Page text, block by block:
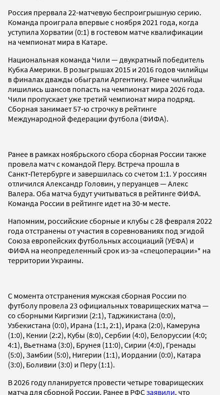
Россия прервала 22-матчевую беспроигрышную серию.
Команда проиграла впервые с ноября 2021 года, когда
уступила Хорватии (0:1) в гостевом матче квалификации
на чемпионат мира в Катаре.
Национальная команда Чили — двукратный победитель
Кубка Америки. В розыгрышах 2015 и 2016 годов чилийцы
в финалах дважды обыграли Аргентину. Ранее чилийцы
лишились шансов попасть на чемпионат мира 2026 года.
Чили пропускает уже третий чемпионат мира подряд.
Сборная занимает 57-ю строчку в рейтинге
Международной федерации футбола (ФИФА).
Ранее в рамках ноябрьского сбора сборная России также
провела матч с командой Перу. Встреча прошла в
Санкт‑Петербурге и завершилась со счетом 1:1. У россиян
отличился Александр Головин, у перуанцев — Алекс
Валера. Оба матча будут учитываться в рейтинге ФИФА.
Команда России в рейтинге идет на 30-м месте.
Напомним, российские сборные и клубы с 28 февраля 2022
года отстранены от участия в соревнованиях под эгидой
Союза европейских футбольных ассоциаций (УЕФА) и
ФИФА на неопределенный срок из-за «спецоперации»* на
территории Украины.
С момента отстранения мужская сборная России по
футболу провела 23 официальных товарищеских матча —
со сборными Киргизии (2:1), Таджикистана (0:0),
Узбекистана (0:0), Ирана (1:1, 2:1), Ирака (2:0), Камеруна
(1:0), Кении (2:2), Кубы (8:0), Сербии (4:0), Белоруссии (4:0;
4:1), Вьетнама (3:0), Брунея (11:0), Сирии (4:0), Гренады
(5:0), Замбии (5:0), Нигерии (1:1), Иордании (0:0), Катара
(3:0), Боливии (3:0) и Перу (1:1).
В 2026 году планируется провести четыре товарищеских
матча для сборной России. Ранее в РФСзаявили, что